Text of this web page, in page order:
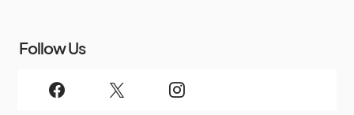
Follow Us